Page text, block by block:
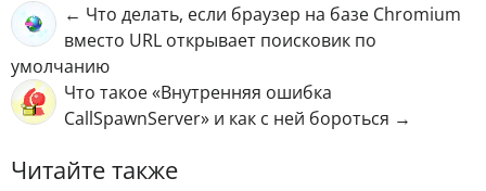
← Что делать, если браузер на базе Chromium
вместо URL открывает поисковик по
умолчанию
Что такое «Внутренняя ошибка
CallSpawnServer» и как с ней бороться →
Читайте также